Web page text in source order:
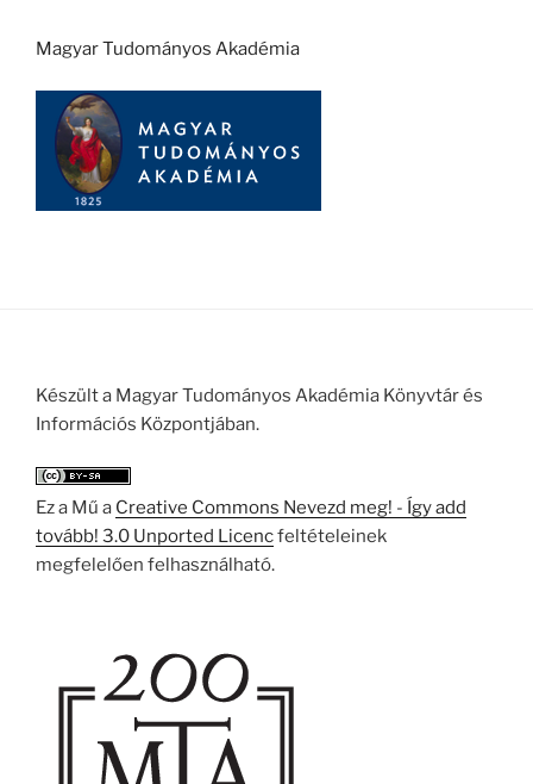
Magyar Tudományos Akadémia
Készült a Magyar Tudományos Akadémia Könyvtár és
Információs Központjában.
Ez a Mű a Creative Commons Nevezd meg! - Így add
tovább! 3.0 Unported Licencfeltételeinek
megfelelően felhasználható.